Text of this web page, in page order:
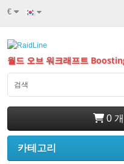
€
월드 오브 워크래프트
0
카테고리